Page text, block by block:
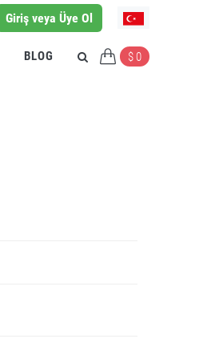
Giriş veya Üye Ol
BLOG $ 0